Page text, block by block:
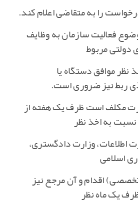
را به متقاضی اعلام کند.
موضوع فعالیت سازمان به وظایف
دولتی مربوط
موافق دستگاه یا
ربط نیز ضروری است‌.
نظارت مکلف است ظرف یک هفته از
نسبت به اخذ نظر
اطلاعات‌، وزارت دادگستری‌،
اسلامی
اقدام و آن مرجع نیز
یک ماه نظر